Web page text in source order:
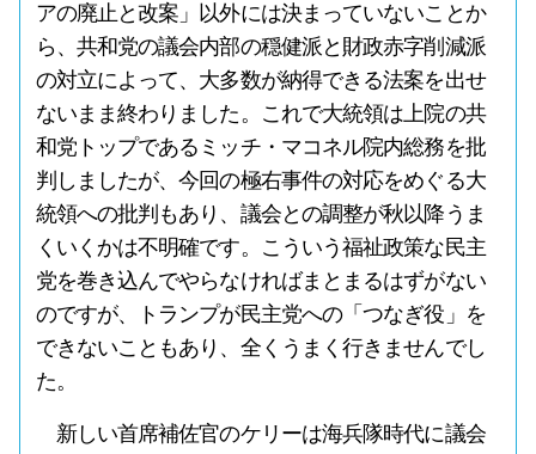
アの廃止と改案」以外には決まっていないことか
ら、共和党の議会内部の穏健派と財政赤字削減派
の対立によって、大多数が納得できる法案を出せ
ないまま終わりました。これで大統領は上院の共
和党トップであるミッチ・マコネル院内総務を批
判しましたが、今回の極右事件の対応をめぐる大
統領への批判もあり、議会との調整が秋以降うま
くいくかは不明確です。こういう福祉政策な民主
党を巻き込んでやらなければまとまるはずがない
のですが、トランプが民主党への「つなぎ役」を
できないこともあり、全くうまく行きませんでし
た。
新しい首席補佐官のケリーは海兵隊時代に議会